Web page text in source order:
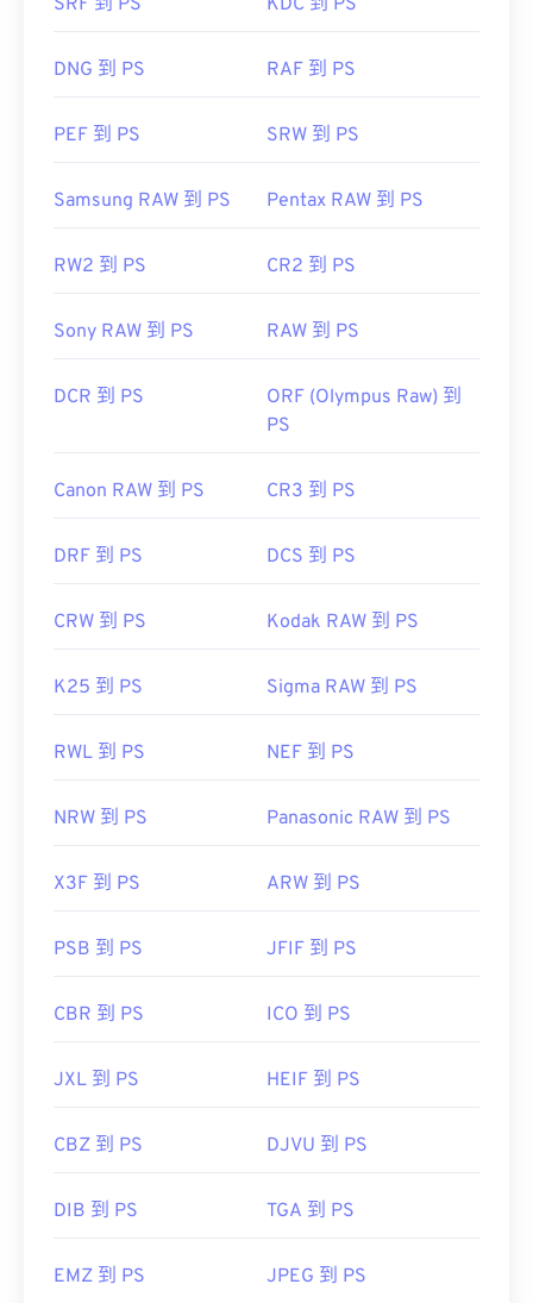
SRF 到 PS KDC 到 PS
DNG 到 PS RAF 到 PS
PEF 到 PS SRW 到 PS
Samsung RAW 到 PS Pentax RAW 到 PS
RW2 到 PS CR2 到 PS
Sony RAW 到 PS RAW 到 PS
DCR 到 PS
ORF (Olympus Raw) 到
PS
Canon RAW 到 PS CR3 到 PS
DRF 到 PS DCS 到 PS
CRW 到 PS Kodak RAW 到 PS
K25 到 PS Sigma RAW 到 PS
RWL 到 PS NEF 到 PS
NRW 到 PS Panasonic RAW 到 PS
X3F 到 PS ARW 到 PS
PSB 到 PS JFIF 到 PS
CBR 到 PS ICO 到 PS
JXL 到 PS HEIF 到 PS
CBZ 到 PS DJVU 到 PS
DIB 到 PS TGA 到 PS
EMZ 到 PS JPEG 到 PS